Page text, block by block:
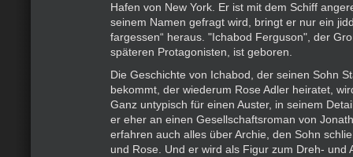
Hafen von New York. Er ist mit dem Schiff
seinem Namen gefragt wird, bringt er nur ein
fargessen“ heraus. "Ichabod Ferguson", der
späteren Protagonisten, ist geboren.
Die Geschichte von Ichabod, der seinen Sohn
bekommt, der wiederum Rose Adler heiratet,
Ganz untypisch für einen Auster, in seinem
er eher an einen Gesellschaftsroman von
erfahren auch alles über Archie, den Sohn
und Rose. Und er wird als Figur zum Dreh- und